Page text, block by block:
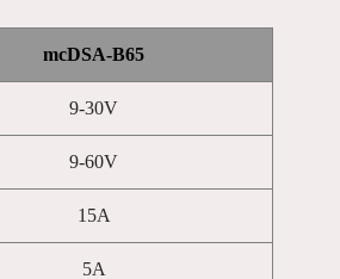
mcDSA-B65
9-30V
9-60V
15A
5A